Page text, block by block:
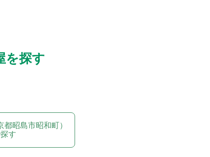
を探す
昭島市昭和町）
す